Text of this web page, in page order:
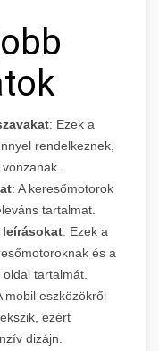
: Ezek a
rendelkeznek,
: A keresőmotorok
tartalmat.
leírásokat: Ezek a
és a
tartalmát.
mobil eszközökről
ezért
dizájn.